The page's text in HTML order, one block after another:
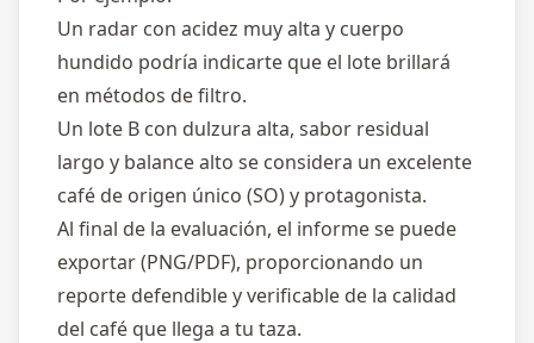
Un radar con acidez muy alta y cuerpo
hundido podría indicarte que el lote brillará
en métodos de filtro.
Un lote B con dulzura alta, sabor residual
largo y balance alto se considera un excelente
café de origen único (SO) y protagonista.
Al final de la evaluación, el informe se puede
exportar (PNG/PDF), proporcionando un
reporte defendible y verificable de la calidad
del café que llega a tu taza.